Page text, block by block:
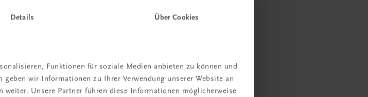
Details Über Cookies
Funktionen für soziale Medien anbieten zu können und
wir Informationen zu Ihrer Verwendung unserer Website an
weiter. Unsere Partner führen diese Informationen möglicherweise